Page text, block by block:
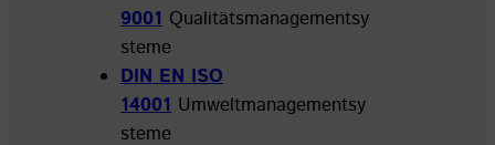
9001 Qualitätsmanagementsy
steme
DIN EN ISO
14001 Umweltmanagementsy
steme